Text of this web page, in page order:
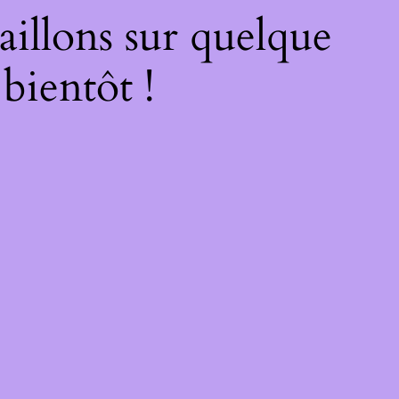
sur quelque
!